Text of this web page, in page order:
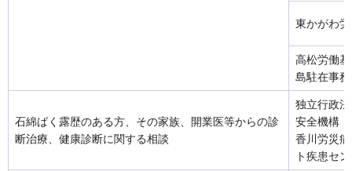
東かがわ
高松労働
島駐在事
石綿ばく露歴のある方、その家族、開業医等からの診
断治療、健康診断に関する相談
独立行政
安全機構
香川労災
ト疾患セ